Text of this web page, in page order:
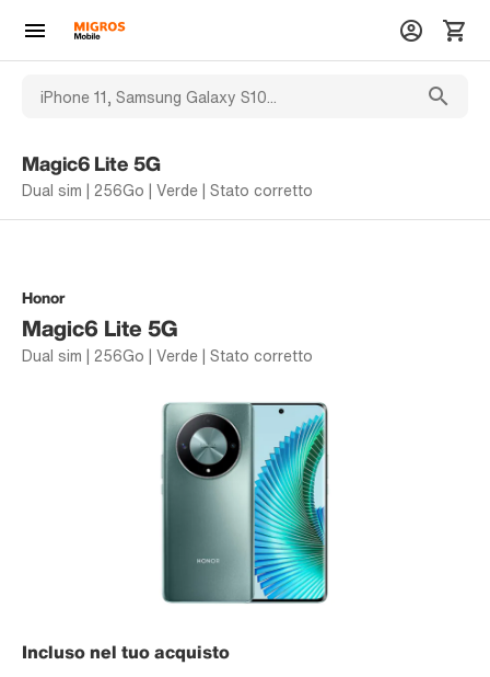
Magic6 Lite 5G
Dual sim | 256Go | Verde | Stato corretto
Honor
Magic6 Lite 5G
Dual sim | 256Go | Verde | Stato corretto
Incluso nel tuo acquisto